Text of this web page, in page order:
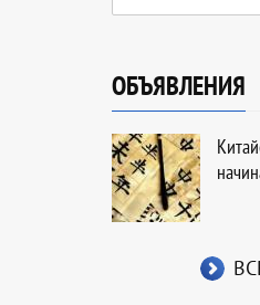
ОБЪЯВЛЕНИЯ